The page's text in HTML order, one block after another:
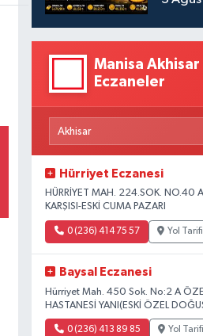
Manisa
Eczaneler
Hürriyet Eczanesi
HÜRRİYET MAH. 224.SOK. NO.40 A
KARŞISI-ESKİ CUMA PAZARI
0 (236) 414 75 57 Yol Tarifi
Baysal Eczanesi
Hürriyet Mah. 450 Sok. No:2 A
HASTANESİ YANI(ESKİ ÖZEL
0 (236) 413 89 85 Yol